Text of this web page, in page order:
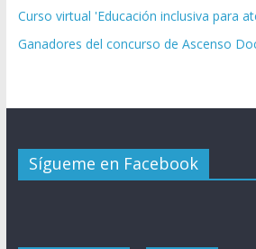
Curso virtual 'Educación inclusiva para
Ganadores del concurso de Ascenso
Sígueme en Facebook